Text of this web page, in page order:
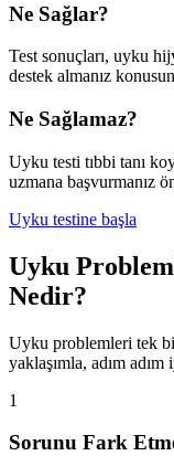
Ne Sağlar?
Test sonuçları, uyku
destek almanız
Ne Sağlamaz?
Uyku testi tıbbi tanı
uzmana başvurmanız
Uyku testine başla
Uyku
Nedir?
Uyku problemleri tek
yaklaşımla, adım
1
Sorunu Fark